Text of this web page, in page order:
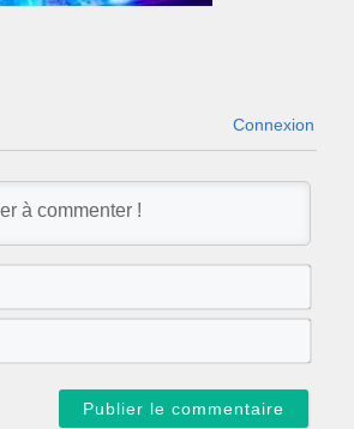
Connexion
N
m
E